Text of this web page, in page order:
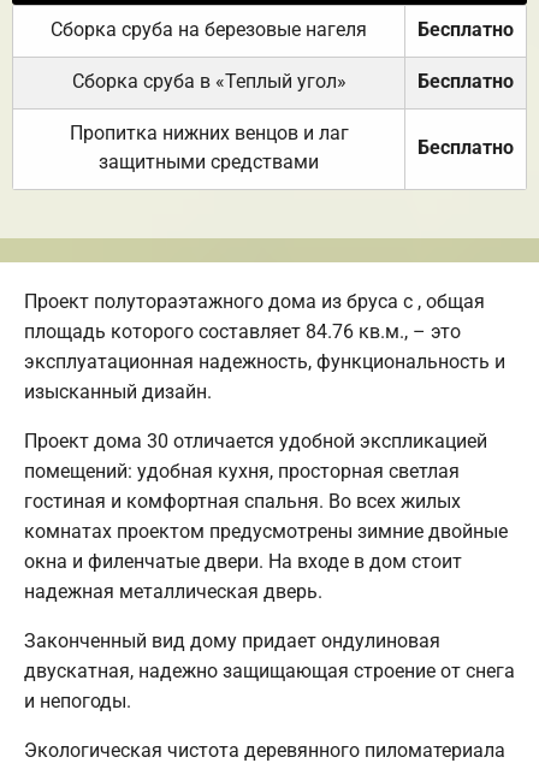
Сборка сруба на березовые нагеля Бесплатно
Сборка сруба в «Теплый угол» Бесплатно
Пропитка нижних венцов и лаг
защитными средствами
Бесплатно
Проект полутораэтажного дома из бруса с , общая
площадь которого составляет 84.76 кв.м., – это
эксплуатационная надежность, функциональность и
изысканный дизайн.
Проект дома 30 отличается удобной экспликацией
помещений: удобная кухня, просторная светлая
гостиная и комфортная спальня. Во всех жилых
комнатах проектом предусмотрены зимние двойные
окна и филенчатые двери. На входе в дом стоит
надежная металлическая дверь.
Законченный вид дому придает ондулиновая
двускатная, надежно защищающая строение от снега
и непогоды.
Экологическая чистота деревянного пиломатериала